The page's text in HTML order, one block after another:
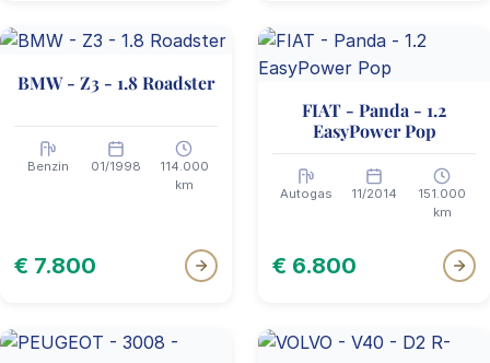
BMW - Z3 - 1.8 Roadster
Benzin 01/1998
114.000
km
€ 7.800
FIAT - Panda - 1.2
EasyPower Pop
Autogas 11/2014
151.000
km
€ 6.800